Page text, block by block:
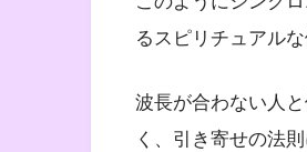
るスピリチュアルな
波長が合わない人
く、引き寄せの法則